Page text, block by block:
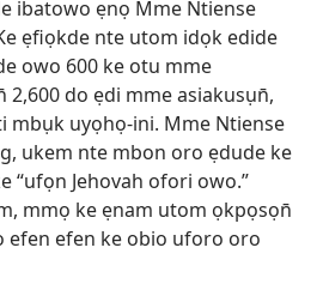
ibatowo ẹnọ Mme Ntiense
ẹfiọkde nte utom idọk edide
owo 600 ke otu mme
do ẹdi mme asiakusụn̄,
mbụk uyọhọ-ini. Mme Ntiense
ukem nte mbon oro ẹdude ke
“ufọn Jehovah ofori owo.”
mmọ ke ẹnam utom ọkpọsọn̄
efen efen ke obio uforo oro